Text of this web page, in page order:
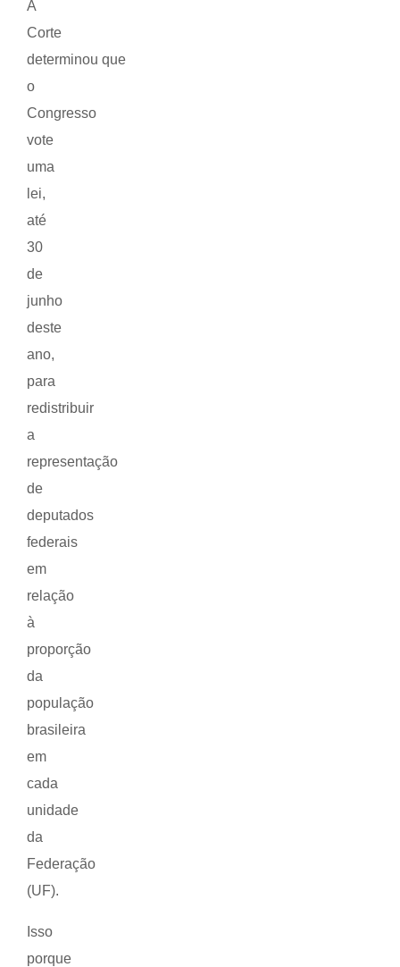
A
Corte
determinou que
o
Congresso
vote
uma
lei,
até
30
de
junho
deste
ano,
para
redistribuir
a
representação
de
deputados
federais
em
relação
à
proporção
da
população
brasileira
em
cada
unidade
da
Federação
(UF).
Isso
porque